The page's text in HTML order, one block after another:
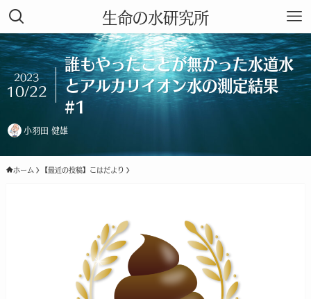
生命の水研究所
誰もやったことが無かった水道水
とアルカリイオン水の測定結果
#1
2023
10/22
小羽田 健雄
ホーム 【最近の投稿】こはだより